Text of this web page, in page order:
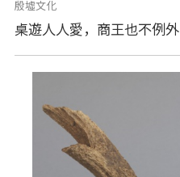
殷墟文化
桌遊人人愛，商王也不例外